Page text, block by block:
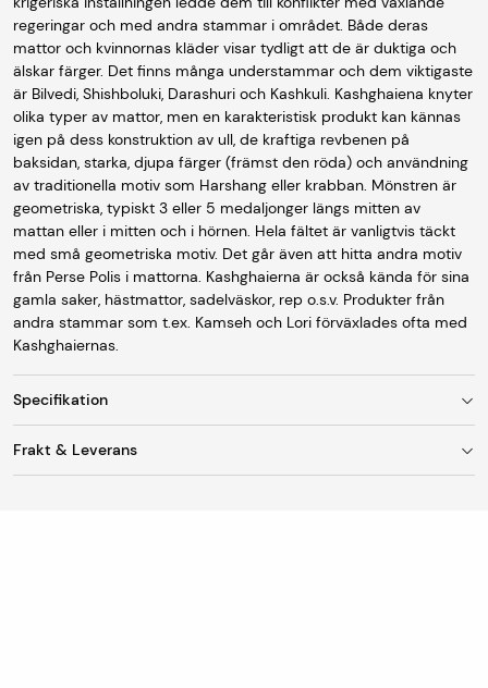
regeringar och med andra stammar i området. Både deras
mattor och kvinnornas kläder visar tydligt att de är duktiga och
älskar färger. Det finns många understammar och dem viktigaste
är Bilvedi, Shishboluki, Darashuri och Kashkuli. Kashghaiena knyter
olika typer av mattor, men en karakteristisk produkt kan kännas
igen på dess konstruktion av ull, de kraftiga revbenen på
baksidan, starka, djupa färger (främst den röda) och användning
av traditionella motiv som Harshang eller krabban. Mönstren är
geometriska, typiskt 3 eller 5 medaljonger längs mitten av
mattan eller i mitten och i hörnen. Hela fältet är vanligtvis täckt
med små geometriska motiv. Det går även att hitta andra motiv
från Perse Polis i mattorna. Kashghaierna är också kända för sina
gamla saker, hästmattor, sadelväskor, rep o.s.v. Produkter från
andra stammar som t.ex. Kamseh och Lori förväxlades ofta med
Kashghaiernas.
Specifikation
Storlek
Frakt & Leverans